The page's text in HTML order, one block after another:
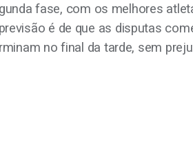
fase, com os melhores
é de que as disputas
no final da tarde, sem